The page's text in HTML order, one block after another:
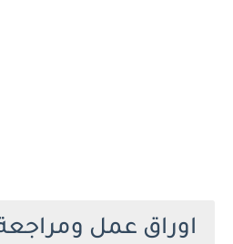
اوراق عمل